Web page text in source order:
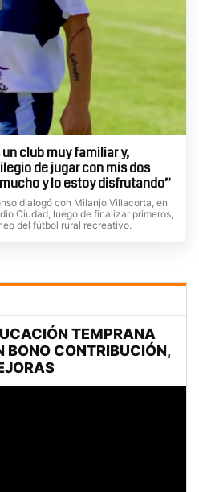
un club muy familiar y,
de jugar con mis dos
y lo estoy disfrutando”
dialogó con Milanjo Villacorta, en
Ciudad, luego de finalizar primeros,
del fútbol rural recreativo.